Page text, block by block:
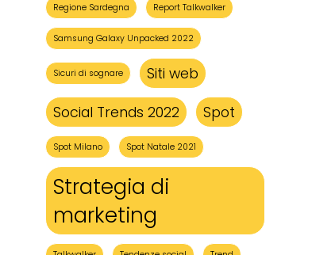
Regione Sardegna Report Talkwalker
Samsung Galaxy Unpacked 2022
Sicuri di sognare
Siti web
Social Trends 2022
Spot
Spot Milano Spot Natale 2021
Strategia di
marketing